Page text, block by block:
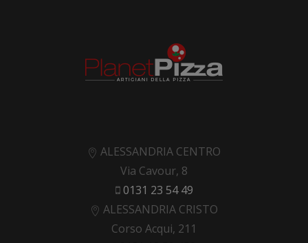
ALESSANDRIA CENTRO
Via Cavour, 8
0131 23 54 49
ALESSANDRIA CRISTO
Corso Acqui, 211